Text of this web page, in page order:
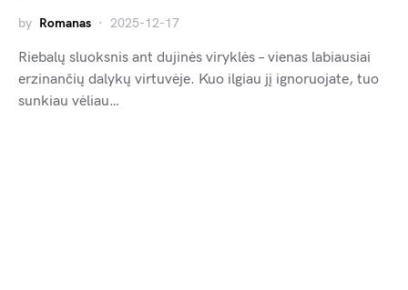
by Romanas 2025-12-17
Riebalų sluoksnis ant dujinės viryklės – vienas labiausiai
erzinančių dalykų virtuvėje. Kuo ilgiau jį ignoruojate, tuo
sunkiau vėliau…